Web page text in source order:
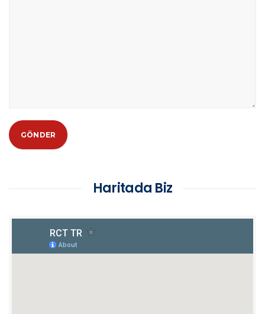
Haritada Biz